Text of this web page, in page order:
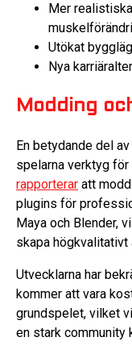
Mer
Utökat
Nya
Modding
En betydande del
spelarna verktyg
rapporterar att
plugins för
Maya och Blender,
skapa högkvalitativt
Utvecklarna har
kommer att vara
grundspelet, vilket
en stark community